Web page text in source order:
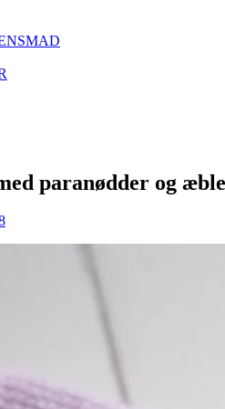
paranødder og æble